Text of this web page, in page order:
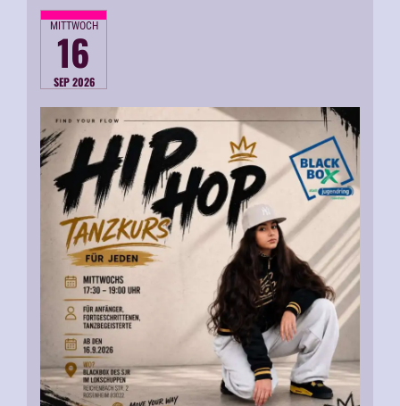
MITTWOCH
16
SEP 2026